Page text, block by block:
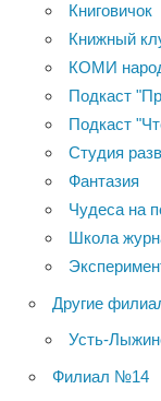
Книговичок
Книжный
КОМИ
Подкаст
Подкаст
Студия
Фантазия
Чудеса на
Школа
Другие
Усть-
Филиал №14